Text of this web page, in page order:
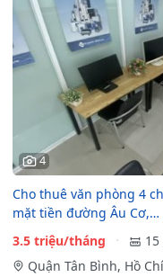
4
Cho thuê văn phòng 4
mặt tiền đường Âu Cơ,…
3.5 triệu/tháng
15
Quận Tân Bình, Hồ